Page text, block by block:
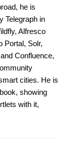
he is
Telegraph in
Alfresco
Portal, Solr,
Confluence,
cities. He is
showing
with it,